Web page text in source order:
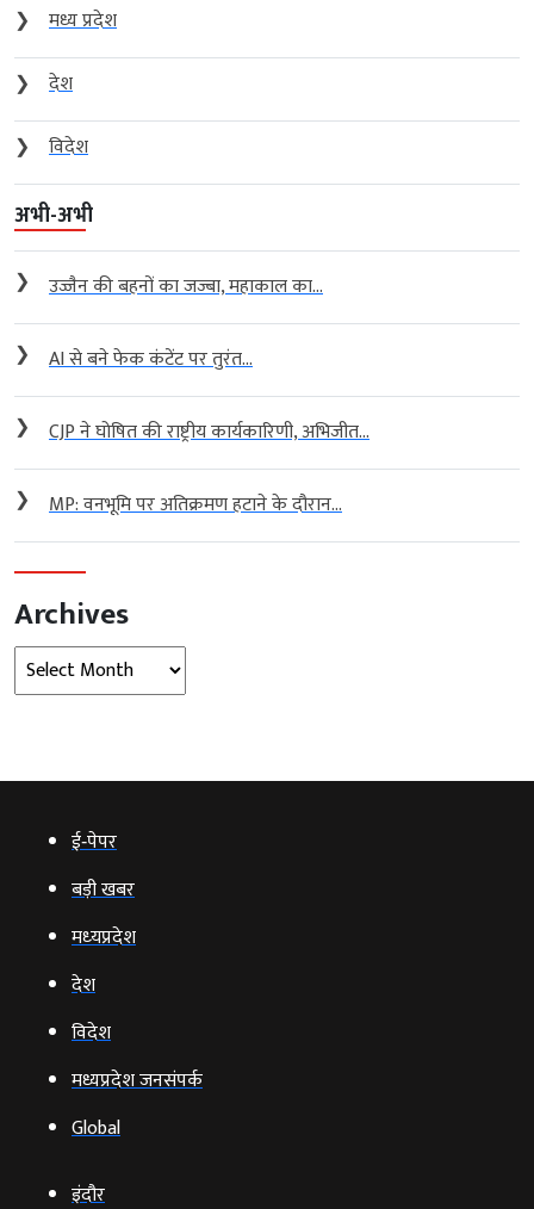
❯
मध्य प्रदेश
❯
देश
❯
विदेश
अभी-अभी
❯ उज्जैन की बहनों का जज्बा, महाकाल का...
❯ AI से बने फेक कंटेंट पर तुरंत...
❯ CJP ने घोषित की राष्ट्रीय कार्यकारिणी, अभिजीत...
❯ MP: वनभूमि पर अतिक्रमण हटाने के दौरान...
Archives
Archives
ई‑पेपर
बड़ी खबर
मध्‍यप्रदेश
देश
विदेश
मध्यप्रदेश जनसंपर्क
Global
इंदौर